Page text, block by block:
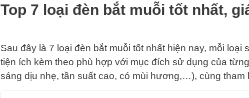
Top 7 loại đèn bắt muỗi tốt nhất,
Sau đây là 7 loại đèn bắt muỗi tốt nhất hiện nay, mỗi loại
tiện ích kèm theo phù hợp với mục đích sử dụng của
sáng dịu nhẹ, tần suất cao, có mùi hương,…), cùng tham